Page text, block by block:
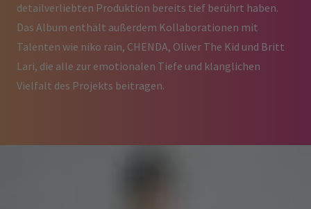
detailverliebten Produktion bereits tief berührt haben.
Das Album enthält außerdem Kollaborationen mit
Talenten wie niko rain, CHENDA, Oliver The Kid und Britt
Lari, die alle zur emotionalen Tiefe und klanglichen
Vielfalt des Projekts beitragen.